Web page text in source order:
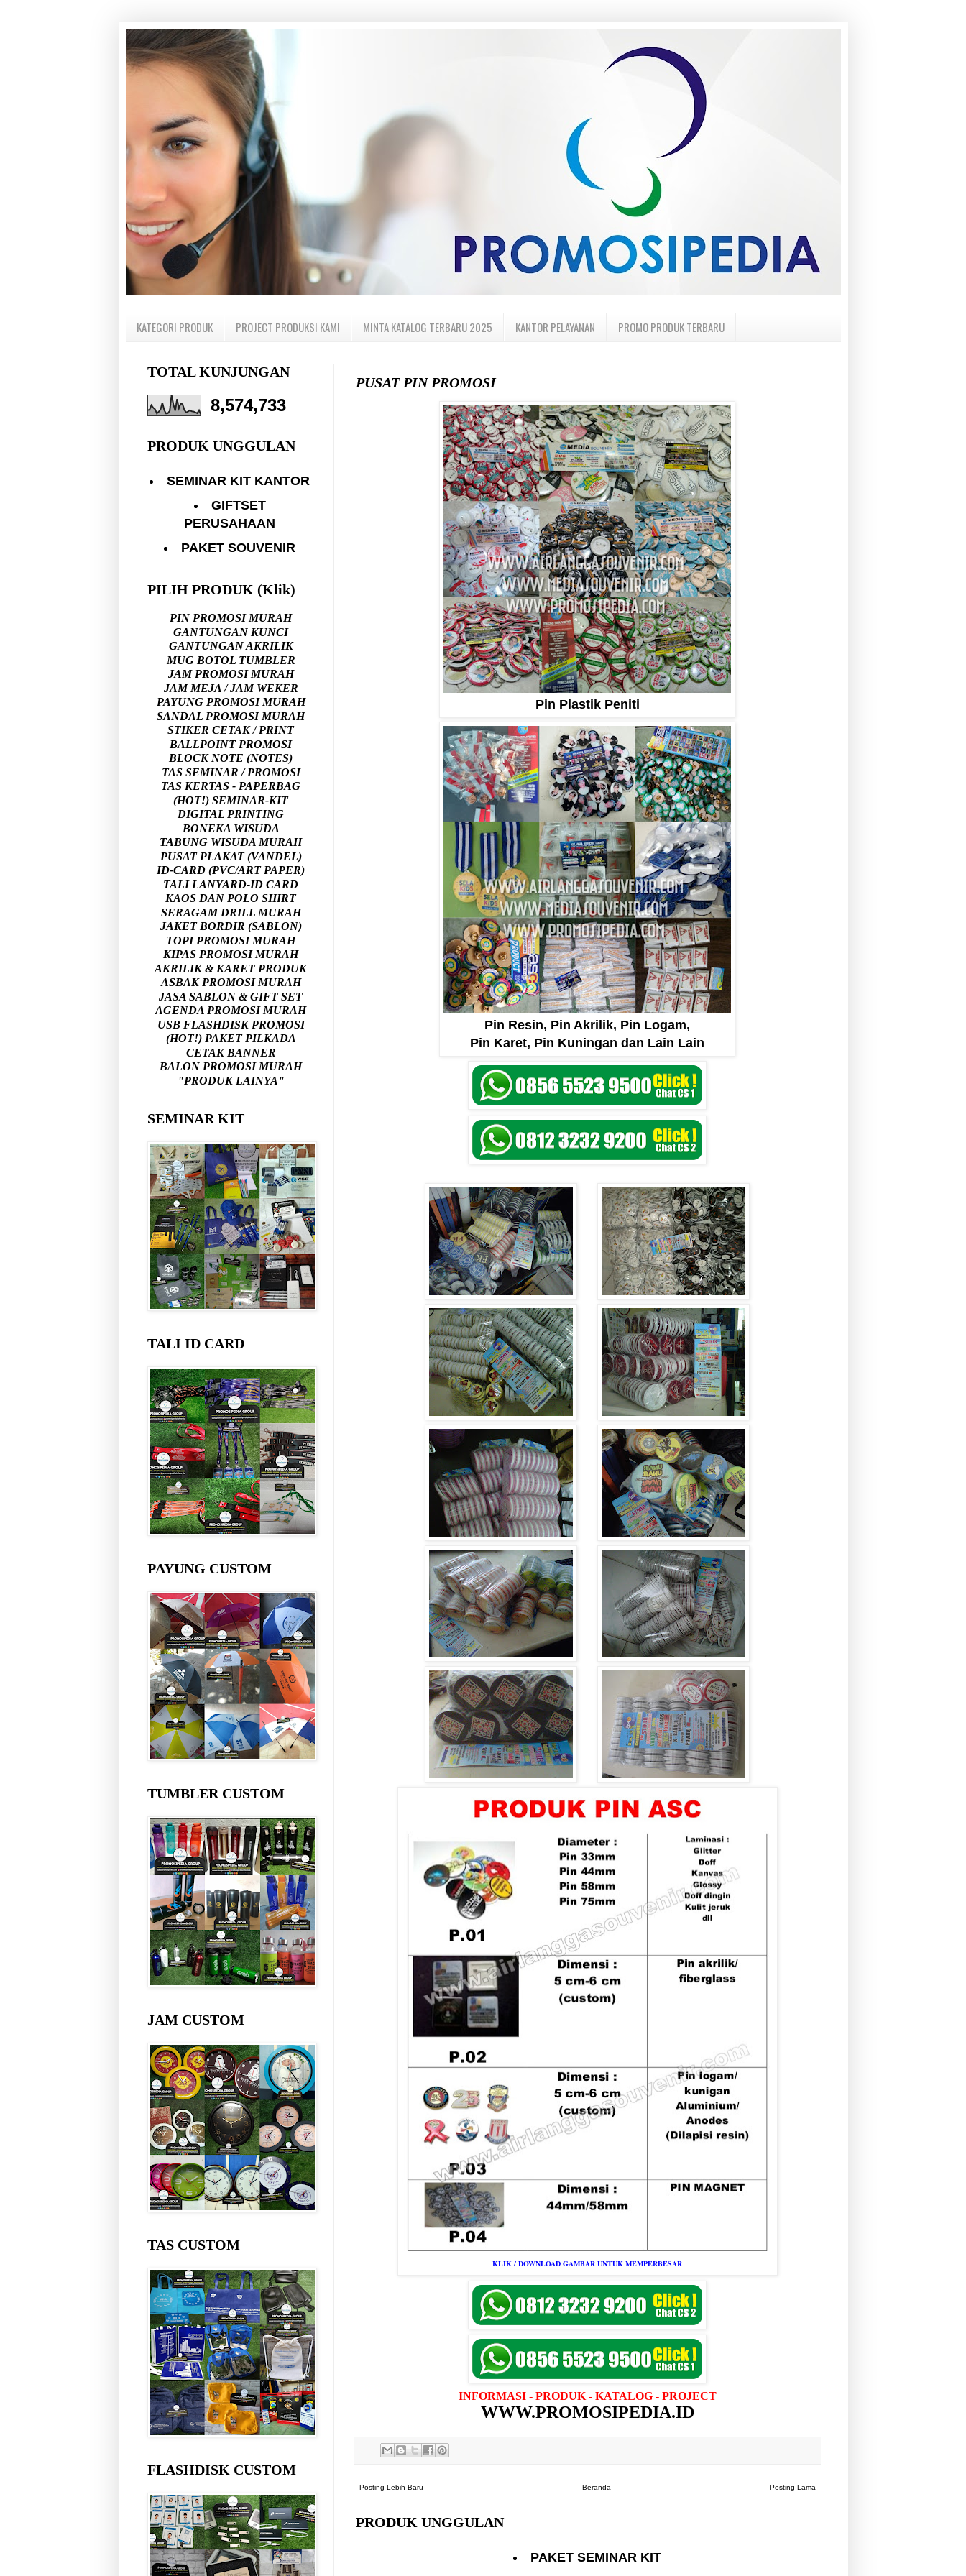
KATEGORI PRODUK PROJECT PRODUKSI KAMI MINTA KATALOG TERBARU 2025 KANTOR PELAYANAN PROMO PRODUK TERBARU
PUSAT PIN PROMOSI
Pin Plastik Peniti
Pin Resin, Pin Akrilik, Pin Logam,
Pin Karet, Pin Kuningan dan Lain Lain
KLIK / DOWNLOAD GAMBAR UNTUK MEMPERBESAR
INFORMASI - PRODUK - KATALOG - PROJECT
WWW.PROMOSIPEDIA.ID
Posting Lebih Baru Posting Lama
Beranda
PRODUK UNGGULAN
PAKET SEMINAR KIT
TOTAL KUNJUNGAN
8,574,733
PRODUK UNGGULAN
SEMINAR KIT KANTOR
GIFTSET
PERUSAHAAN
PAKET SOUVENIR
PILIH PRODUK (Klik)
PIN PROMOSI MURAH
GANTUNGAN KUNCI
GANTUNGAN AKRILIK
MUG BOTOL TUMBLER
JAM PROMOSI MURAH
JAM MEJA / JAM WEKER
PAYUNG PROMOSI MURAH
SANDAL PROMOSI MURAH
STIKER CETAK / PRINT
BALLPOINT PROMOSI
BLOCK NOTE (NOTES)
TAS SEMINAR / PROMOSI
TAS KERTAS - PAPERBAG
(HOT!) SEMINAR-KIT
DIGITAL PRINTING
BONEKA WISUDA
TABUNG WISUDA MURAH
PUSAT PLAKAT (VANDEL)
ID-CARD (PVC/ART PAPER)
TALI LANYARD-ID CARD
KAOS DAN POLO SHIRT
SERAGAM DRILL MURAH
JAKET BORDIR (SABLON)
TOPI PROMOSI MURAH
KIPAS PROMOSI MURAH
AKRILIK & KARET PRODUK
ASBAK PROMOSI MURAH
JASA SABLON & GIFT SET
AGENDA PROMOSI MURAH
USB FLASHDISK PROMOSI
(HOT!) PAKET PILKADA
CETAK BANNER
BALON PROMOSI MURAH
"PRODUK LAINYA"
SEMINAR KIT
TALI ID CARD
PAYUNG CUSTOM
TUMBLER CUSTOM
JAM CUSTOM
TAS CUSTOM
FLASHDISK CUSTOM